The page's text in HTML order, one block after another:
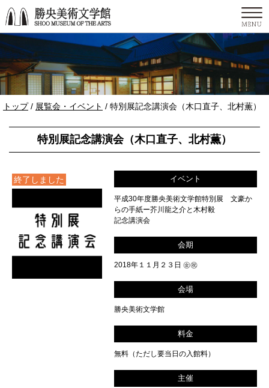
このページの本文へ
現
の
トップ/ 展覧会・イベント / 特別展記念講演会（木口直子、北村薫）
特別展記念講演会（木口直子、北村薫）
終了しました イベント
平成30年度勝央美術文学館特別展 文豪か
らの手紙ー芥川龍之介と木村毅
記念講演会
会期
2018年１１月２３日 ㊎㊗
会場
勝央美術文学館
料金
無料（ただし要当日の入館料）
主催